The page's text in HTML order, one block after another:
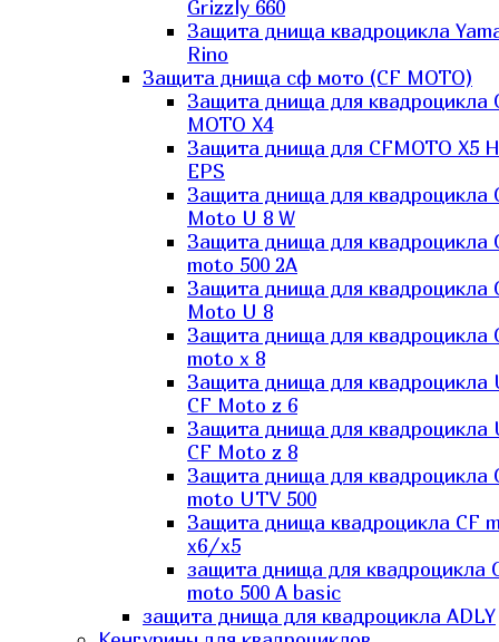
Grizzly 660
Защита днища квадроцикла
Rino
Защита днища сф мото (CF MOTO)
Защита днища для квадроцикла
MOTO X4
Защита днища для CFMOTO X5
EPS
Защита днища для квадроцикла
Moto U 8 W
Защита днища для квадроцикла
moto 500 2A
Защита днища для квадроцикла
Moto U 8
Защита днища для квадроцикла
moto x 8
Защита днища для квадроцикла
CF Moto z 6
Защита днища для квадроцикла
CF Moto z 8
Защита днища для квадроцикла
moto UTV 500
Защита днища квадроцикла СF
x6/x5
защита днища для квадроцикла
moto 500 A basic
защита днища для квадроцикла ADLY